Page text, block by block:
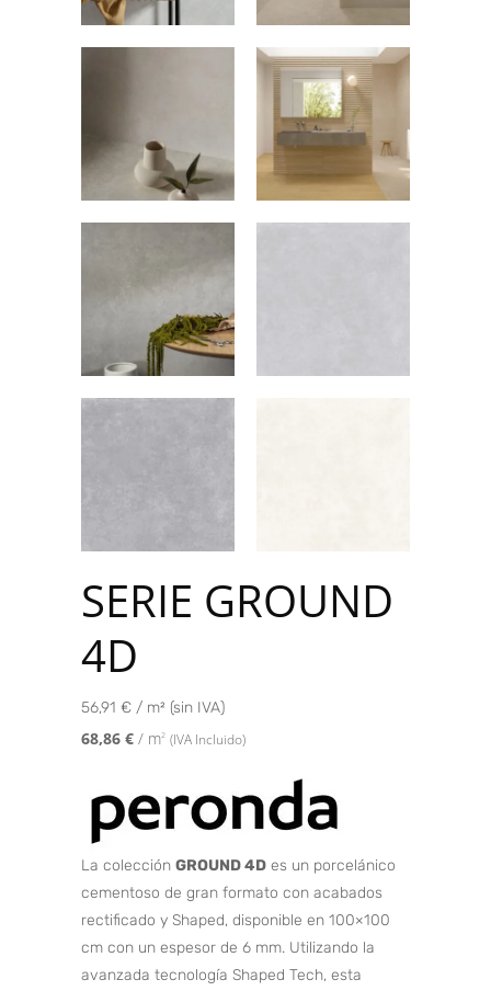
SERIE GROUND
4D
56,91 € / m² (sin IVA)
68,86 € / m2 (IVA Incluido)
La colección GROUND 4D es un porcelánico
cementoso de gran formato con acabados
rectificado y Shaped, disponible en 100×100
cm con un espesor de 6 mm. Utilizando la
avanzada tecnología Shaped Tech, esta